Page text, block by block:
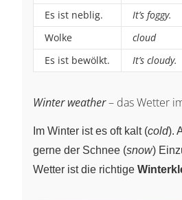
Es ist neblig.
It’s foggy.
Wolke
cloud
Es ist bewölkt.
It’s cloudy.
Winter weather– das Wetter
Im Winter ist es oft kalt (cold).
gerne der Schnee (snow)
Wetter ist die richtige